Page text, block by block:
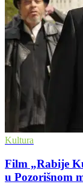
Kultura
Film „Rabije
u Pozorišnom